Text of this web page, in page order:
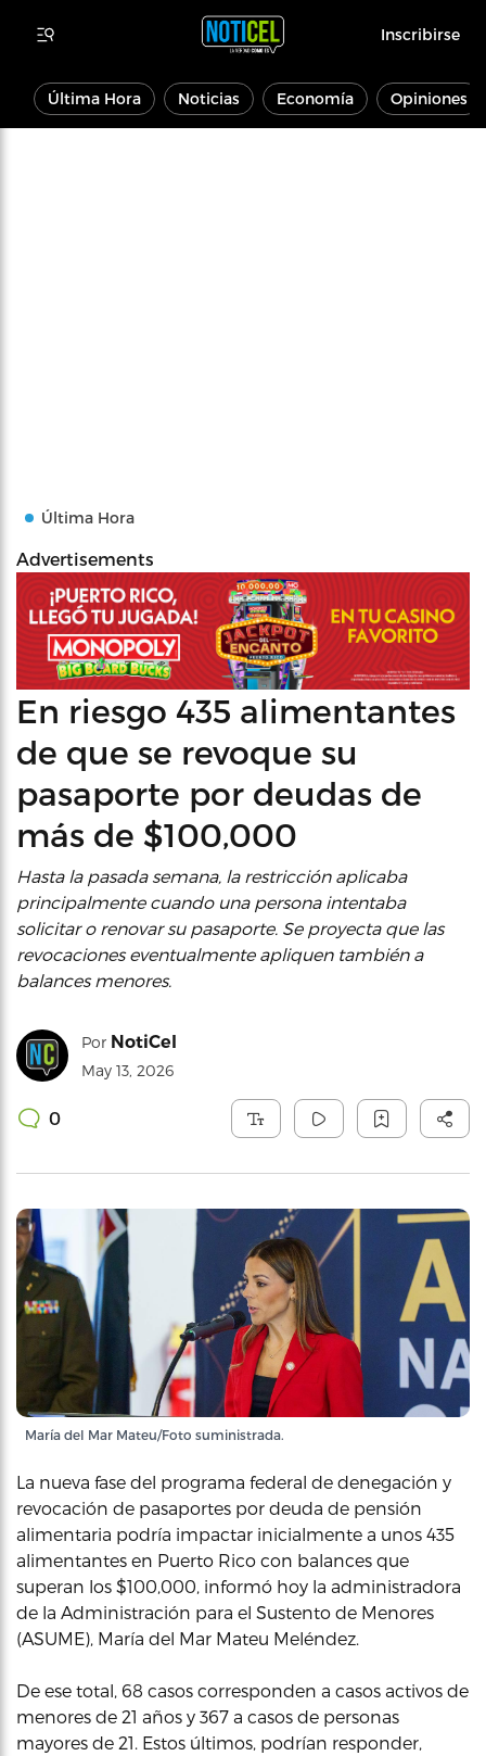
Inscribirse
Última Hora Noticias Economía Opiniones
Última Hora
Advertisements
En riesgo 435 alimentantes
de que se revoque su
pasaporte por deudas de
más de $100,000
Hasta la pasada semana, la restricción aplicaba
principalmente cuando una persona intentaba
solicitar o renovar su pasaporte. Se proyecta que las
revocaciones eventualmente apliquen también a
balances menores.
Por NotiCel
May 13, 2026
0
María del Mar Mateu/Foto suministrada.
La nueva fase del programa federal de denegación y
revocación de pasaportes por deuda de pensión
alimentaria podría impactar inicialmente a unos 435
alimentantes en Puerto Rico con balances que
superan los $100,000, informó hoy la administradora
de la Administración para el Sustento de Menores
(ASUME), María del Mar Mateu Meléndez.
De ese total, 68 casos corresponden a casos activos de
menores de 21 años y 367 a casos de personas
mayores de 21. Estos últimos, podrían responder,